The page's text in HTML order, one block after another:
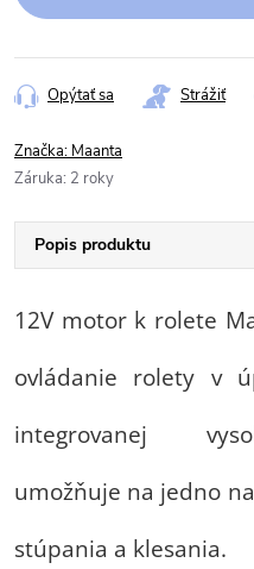
Opýtať sa Strážiť
Značka: Maanta
Záruka: 2 roky
Popis produktu
12V motor k rolete
ovládanie rolety v
integrovanej
umožňuje na jedno
stúpania a klesania.